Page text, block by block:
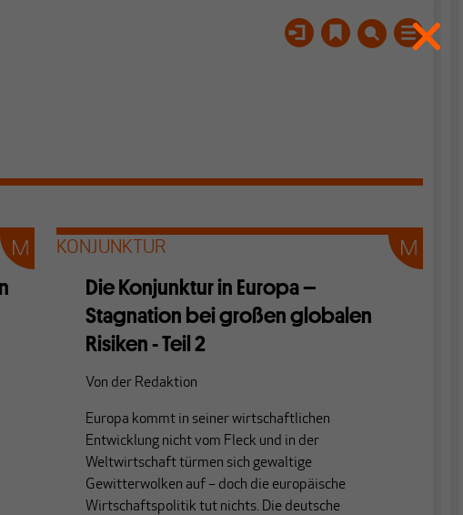
KONJUNKTUR
Die Konjunktur in Europa –
Stagnation bei großen globalen
Risiken - Teil 2
Von der Redaktion
Europa kommt in seiner wirtschaftlichen
Entwicklung nicht vom Fleck und in der
Weltwirtschaft türmen sich gewaltige
Gewitterwolken auf – doch die europäische
Wirtschaftspolitik tut nichts. Die deutsche